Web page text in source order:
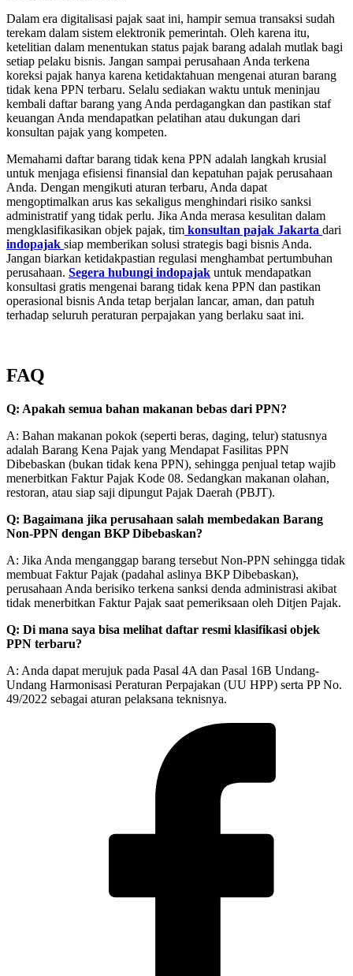
Dalam era digitalisasi pajak saat ini, hampir semua transaksi sudah
terekam dalam sistem elektronik pemerintah. Oleh karena itu,
ketelitian dalam menentukan status pajak barang adalah mutlak bagi
setiap pelaku bisnis. Jangan sampai perusahaan Anda terkena
koreksi pajak hanya karena ketidaktahuan mengenai aturan barang
tidak kena PPN terbaru. Selalu sediakan waktu untuk meninjau
kembali daftar barang yang Anda perdagangkan dan pastikan staf
keuangan Anda mendapatkan pelatihan atau dukungan dari
konsultan pajak yang kompeten.
Memahami daftar barang tidak kena PPN adalah langkah krusial
untuk menjaga efisiensi finansial dan kepatuhan pajak perusahaan
Anda. Dengan mengikuti aturan terbaru, Anda dapat
mengoptimalkan arus kas sekaligus menghindari risiko sanksi
administratif yang tidak perlu. Jika Anda merasa kesulitan dalam
mengklasifikasikan objek pajak, tim konsultan pajak Jakarta dari
indopajak siap memberikan solusi strategis bagi bisnis Anda.
Jangan biarkan ketidakpastian regulasi menghambat pertumbuhan
perusahaan. Segera hubungi indopajak untuk mendapatkan
konsultasi gratis mengenai barang tidak kena PPN dan pastikan
operasional bisnis Anda tetap berjalan lancar, aman, dan patuh
terhadap seluruh peraturan perpajakan yang berlaku saat ini.
FAQ
Q: Apakah semua bahan makanan bebas dari PPN?
A: Bahan makanan pokok (seperti beras, daging, telur) statusnya
adalah Barang Kena Pajak yang Mendapat Fasilitas PPN
Dibebaskan (bukan tidak kena PPN), sehingga penjual tetap wajib
menerbitkan Faktur Pajak Kode 08. Sedangkan makanan olahan,
restoran, atau siap saji dipungut Pajak Daerah (PBJT).
Q: Bagaimana jika perusahaan salah membedakan Barang
Non-PPN dengan BKP Dibebaskan?
A: Jika Anda menganggap barang tersebut Non-PPN sehingga tidak
membuat Faktur Pajak (padahal aslinya BKP Dibebaskan),
perusahaan Anda berisiko terkena sanksi denda administrasi akibat
tidak menerbitkan Faktur Pajak saat pemeriksaan oleh Ditjen Pajak.
Q: Di mana saya bisa melihat daftar resmi klasifikasi objek
PPN terbaru?
A: Anda dapat merujuk pada Pasal 4A dan Pasal 16B Undang-
Undang Harmonisasi Peraturan Perpajakan (UU HPP) serta PP No.
49/2022 sebagai aturan pelaksana teknisnya.